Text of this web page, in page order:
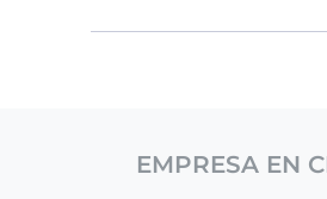
EMPRESA EN